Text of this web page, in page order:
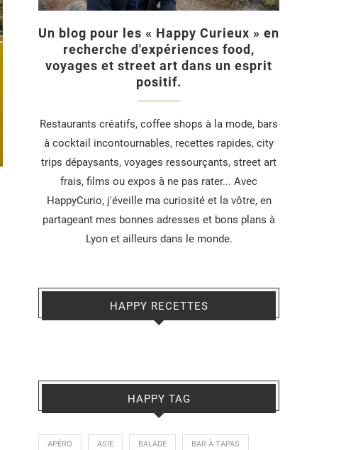
Un blog pour les « Happy Curieux » en
recherche d'expériences food,
voyages et street art dans un esprit
positif.
Restaurants créatifs, coffee shops à la mode, bars
à cocktail incontournables, recettes rapides, city
trips dépaysants, voyages ressourçants, street art
frais, films ou expos à ne pas rater... Avec
HappyCurio, j'éveille ma curiosité et la vôtre, en
partageant mes bonnes adresses et bons plans à
Lyon et ailleurs dans le monde.
HAPPY RECETTES
HAPPY TAG
APÉRO ASIE BALADE BAR À TAPAS